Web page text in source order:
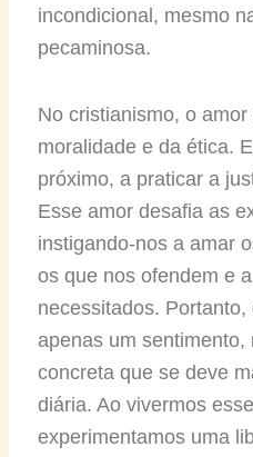
incondicional, mesmo
pecaminosa.
No cristianismo, o
moralidade e da ética.
próximo, a praticar a
Esse amor desafia as
instigando-nos a amar
os que nos ofendem e
necessitados.
apenas um sentimento,
concreta que se deve
diária. Ao vivermos
experimentamos uma